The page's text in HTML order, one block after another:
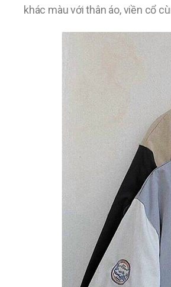
khác màu với thân áo, viền cổ